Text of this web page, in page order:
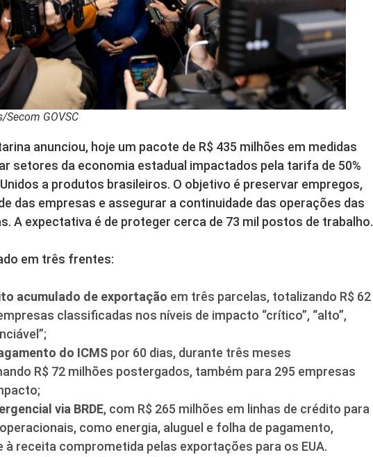
Secom GOVSC
anunciou, hoje um pacote de R$ 435 milhões em medidas
setores da economia estadual impactados pela tarifa de 50%
a produtos brasileiros. O objetivo é preservar empregos,
das empresas e assegurar a continuidade das operações das
A expectativa é de proteger cerca de 73 mil postos de trabalho.
em três frentes:
acumulado de exportação em três parcelas, totalizando R$ 62
classificadas nos níveis de impacto “crítico”, “alto”,
do ICMS por 60 dias, durante três meses
R$ 72 milhões postergados, também para 295 empresas
via BRDE, com R$ 265 milhões em linhas de crédito para
como energia, aluguel e folha de pagamento,
receita comprometida pelas exportações para os EUA.